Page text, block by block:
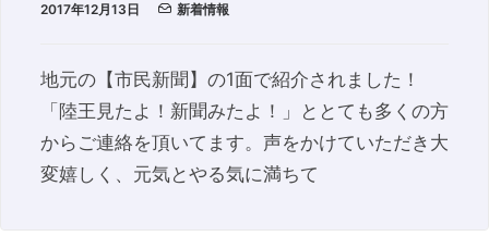
2017年12月13日 新着情報
地元の【市民新聞】の1面で紹介されました！
「陸王見たよ！新聞みたよ！」ととても多くの方
からご連絡を頂いてます。声をかけていただき大
変嬉しく、元気とやる気に満ちて